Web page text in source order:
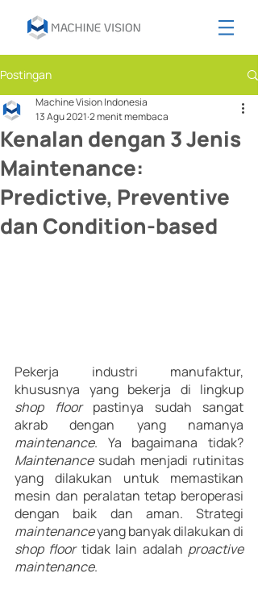
Postingan
Kenalan dengan 3 Jenis
Maintenance:
Predictive, Preventive
dan Condition-based
Machine Vision Indonesia
13 Agu 2021 2 menit membaca
Pekerja industri manufaktur,
shop floor pastinya sudah sangat
maintenance
Maintenance sudah menjadi rutinitas
yang dilakukan untuk memastikan
mesin dan peralatan tetap beroperasi
maintenance
shop floor tidak lain adalah proactive
maintenance.